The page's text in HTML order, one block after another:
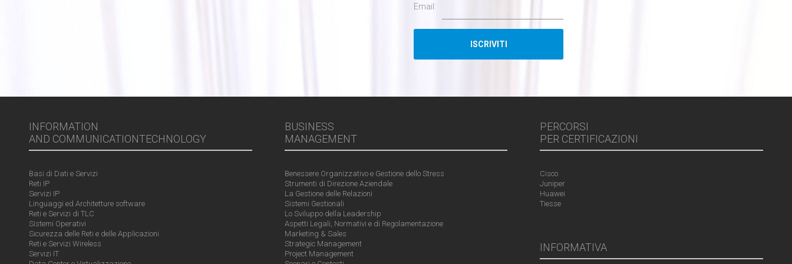
Email:
INFORMATION
AND COMMUNICATIONTECHNOLOGY
Basi di Dati e Servizi
Reti IP
Servizi IP
Linguaggi ed Architetture software
Reti e Servizi di TLC
Sistemi Operativi
Sicurezza delle Reti e delle Applicazioni
Reti e Servizi Wireless
Servizi IT
BUSINESS
MANAGEMENT
Benessere Organizzativo e Gestione dello Stress
Strumenti di Direzione Aziendale
La Gestione delle Relazioni
Sistemi Gestionali
Lo Sviluppo della Leadership
Aspetti Legali, Normativi e di Regolamentazione
Marketing & Sales
Strategic Management
Project Management
PERCORSI
PER CERTIFICAZIONI
Cisco
Juniper
Huawei
Tiesse
INFORMATIVA